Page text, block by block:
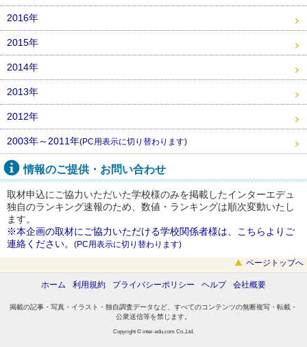
2016年
2015年
2014年
2013年
2012年
2003年～2011年(PC用表示に切り替わります)
情報のご提供・お問い合わせ
取材申込にご協力いただいた学校様のみを掲載したインターエデュ
独自のランキング速報のため、数値・ランキングは順次変動いたし
ます。
※本企画の取材にご協力いただける学校関係者様は、こちらよりご
連絡ください。 (PC用表示に切り替わります)
ページトップへ
ホーム 利用規約 プライバシーポリシー ヘルプ 会社概要
掲載の記事・写真・イラスト・独自調査データなど、すべてのコンテンツの無断複写・転載・
公衆送信等を禁じます。
Copyright © inter-edu.com Co.,Ltd.